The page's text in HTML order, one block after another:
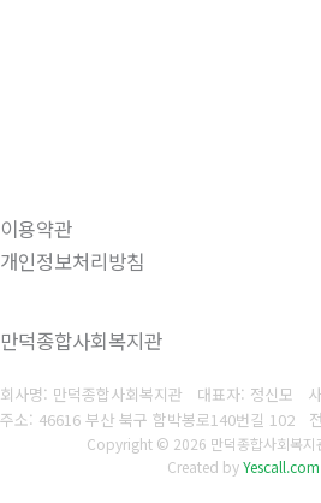
이용약관
개인정보처리방침
만덕종합사회복지관
회사명: 만덕종합사회복지관 대표자: 정신모
주소: 46616 부산 북구 함박봉로140번길 102
Copyright © 2026 만덕종합사회복지
Created byYescall.com